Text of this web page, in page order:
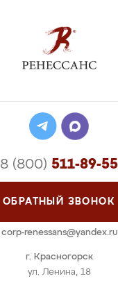
г. Красногорск
ул. Ленина, 18
8 (800) 511-89-55
ОБРАТНЫЙ ЗВОНОК
corp-renessans@yandex.ru